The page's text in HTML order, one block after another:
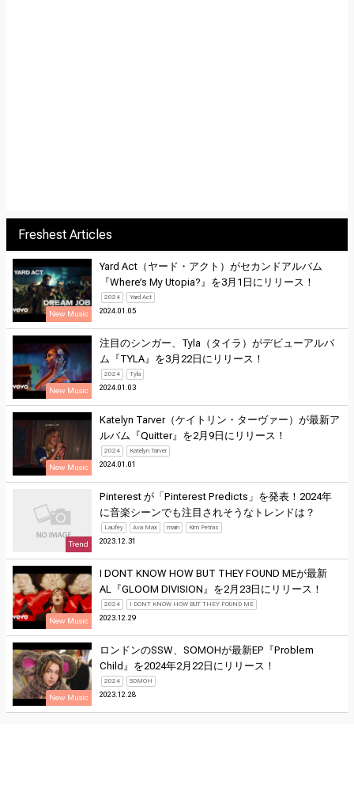
Freshest Articles
New Music
Yard Act（ヤード・アクト）がセカンドアルバム
『Where’s My Utopia?』を3月1日にリリース！
2024 Yard Act
2024.01.05
New Music
注目のシンガー、Tyla（タイラ）がデビューアルバ
ム『TYLA』を3月22日にリリース！
2024 Tyla
2024.01.03
New Music
Katelyn Tarver（ケイトリン・ターヴァー）が最新ア
ルバム『Quitter』を2月9日にリリース！
2024 Katelyn Tarver
2024.01.01
Trend
Pinterest が「Pinterest Predicts」を発表！2024年
に音楽シーンでも注目されそうなトレンドは？
Laufey Ava Max main Kim Petras
2023.12.31
New Music
I DONT KNOW HOW BUT THEY FOUND MEが最新
AL『GLOOM DIVISION』を2月23日にリリース！
2024 I DONT KNOW HOW BUT THEY FOUND ME
2023.12.29
New Music
ロンドンのSSW、SOMOHが最新EP『Problem
Child』を2024年2月22日にリリース！
2024 SOMOH
2023.12.28